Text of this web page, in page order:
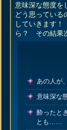
意味深な態度を
どう思っている
していきます
ら？ その結果
あの人が
意味深な
酔ったと
とも……